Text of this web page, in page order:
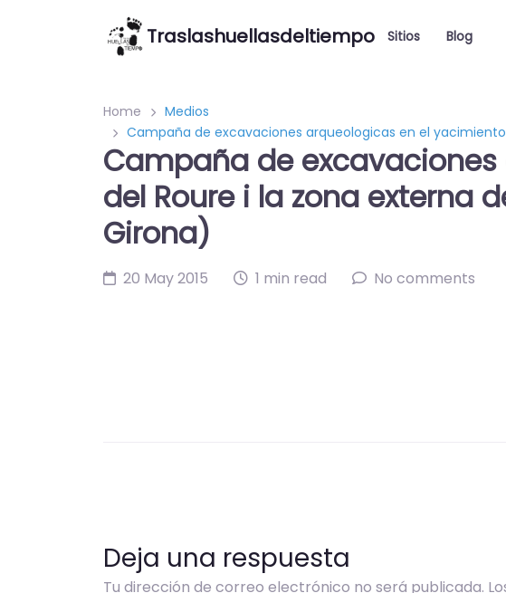
Traslashuellasdeltiempo Sitios Blog
Home
Medios
Campaña de excavaciones arqueologicas en el yacimiento
Campaña de
del Roure i la zona externa
Girona)
20 May 2015 1 min read No comments
Deja una respuesta
Tu dirección de correo electrónico no será publicada.